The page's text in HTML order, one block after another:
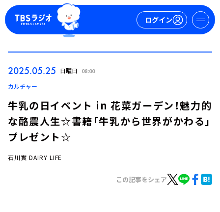
ログイン
2025.05.25 日曜日 08:00
カルチャー
牛乳の日イベント in 花菜ガーデン！魅力的
な酪農人生☆書籍「牛乳から世界がかわる」
プレゼント☆
石川實 DAIRY LIFE
この記事をシェア